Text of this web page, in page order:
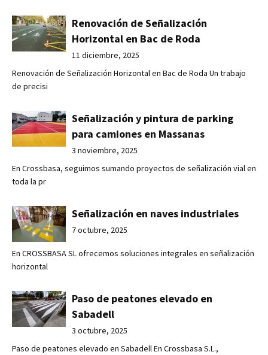
Renovación de Señalización
Horizontal en Bac de Roda
11 diciembre, 2025
Renovación de Señalización Horizontal en Bac de Roda Un trabajo
de precisi
Señalización y pintura de parking
para camiones en Massanas
3 noviembre, 2025
En Crossbasa, seguimos sumando proyectos de señalización vial en
toda la pr
Señalización en naves industriales
7 octubre, 2025
En CROSSBASA SL ofrecemos soluciones integrales en señalización
horizontal
Paso de peatones elevado en
Sabadell
3 octubre, 2025
Paso de peatones elevado en Sabadell En Crossbasa S.L.,